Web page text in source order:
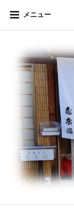
メニュー